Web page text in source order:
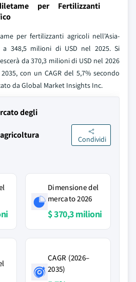
per Fertilizzanti
per fertilizzanti agricoli nell'Asia-
348,5 milioni di USD nel 2025. Si
da 370,3 milioni di USD nel 2026
con un CAGR del 5,7% secondo
da Global Market Insights Inc.
degli
Condividi
Dimensione del
mercato 2026
$ 370,3 milioni
CAGR (2026–
2035)